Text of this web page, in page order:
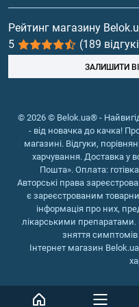
хвороби серця,
периферичних
Нормалізація
попереджає
показники
панкреатиту
комплексного
Крім перелічених
знижує ризик розвитку
зміцнює імунітет,
інфекцій.
екстракту
таблетках та
Вітаміни та мінерали
Риб'ячий жир, жирні
Рейтинг магазину
5
(189
ЗАЛИШИТИ
© 2026 © Belok.ua® -
- від новачка до качка!
магазині. Відгуки,
харчування. Доставка у
Пошта». Оплата:
Авторські права
є зареєстрованим
інформація про них,
лікарськими препаратами.
зняття
Інтернет магазин Belok.ua